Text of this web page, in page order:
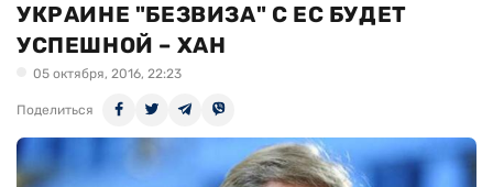
УКРАИНЕ "БЕЗВИЗА" С ЕС БУДЕТ
УСПЕШНОЙ – ХАН
05 октября, 2016, 22:23
Поделиться